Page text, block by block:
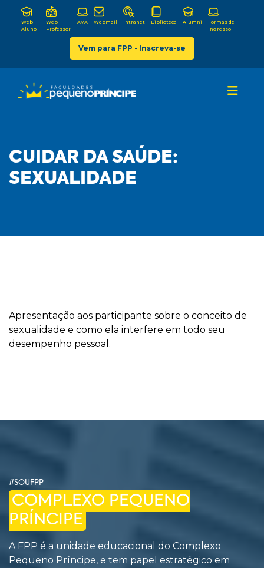
Web
Aluno
Web
Professor
AVA Webmail Intranet Biblioteca Alumni
Formas de
Ingresso
Vem para FPP - Inscreva-se
CUIDAR DA SAÚDE:
SEXUALIDADE
Apresentação aos participante sobre o conceito de
sexualidade e como ela interfere em todo seu
desempenho pessoal.
#SOUFPP
COMPLEXO PEQUENO
PRÍNCIPE
A FPP é a unidade educacional do Complexo
Pequeno Príncipe, e tem papel estratégico em